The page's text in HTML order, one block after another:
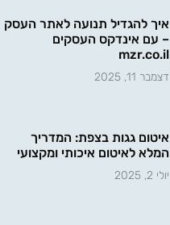
איך להגדיל תנועה לאתר העסק
– עם אינדקס העסקים
mzr.co.il
דצמבר 11, 2025
איטום גגות בצפת: המדריך
המלא לאיטום איכותי ומקצועי
יולי 2, 2025